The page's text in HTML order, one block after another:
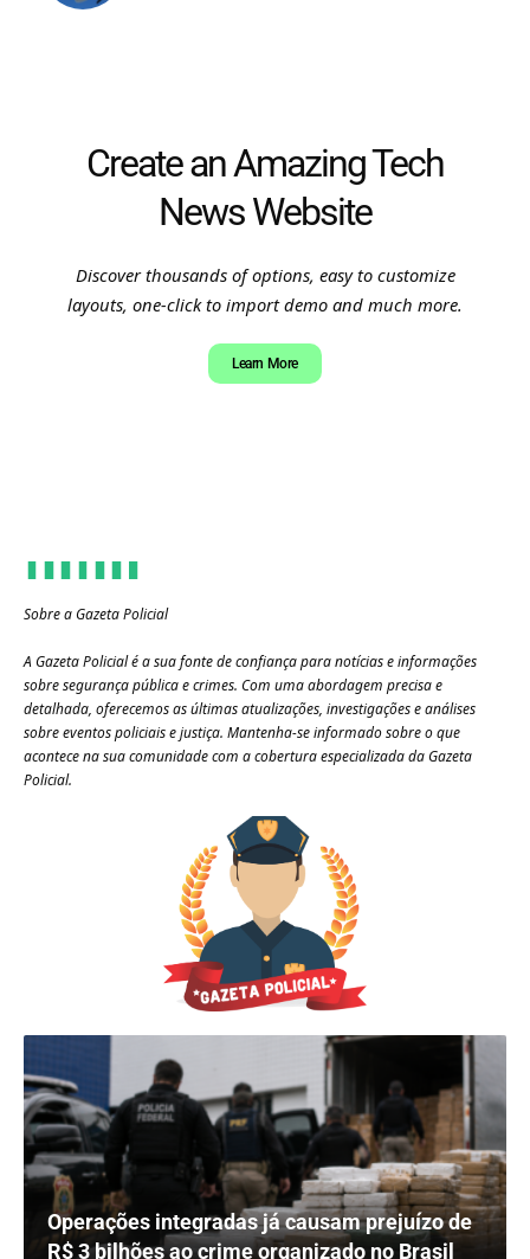
Create an Amazing Tech
News Website
Discover thousands of options, easy to customize
layouts, one-click to import demo and much more.
Learn More
Sobre a Gazeta Policial
A Gazeta Policial é a sua fonte de confiança para notícias e informações
sobre segurança pública e crimes. Com uma abordagem precisa e
detalhada, oferecemos as últimas atualizações, investigações e análises
sobre eventos policiais e justiça. Mantenha-se informado sobre o que
acontece na sua comunidade com a cobertura especializada da Gazeta
Policial.
Operações integradas já causam prejuízo de
R$ 3 bilhões ao crime organizado no Brasil